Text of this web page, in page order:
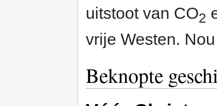
uitstoot van CO2
vrije Westen.
Beknopte